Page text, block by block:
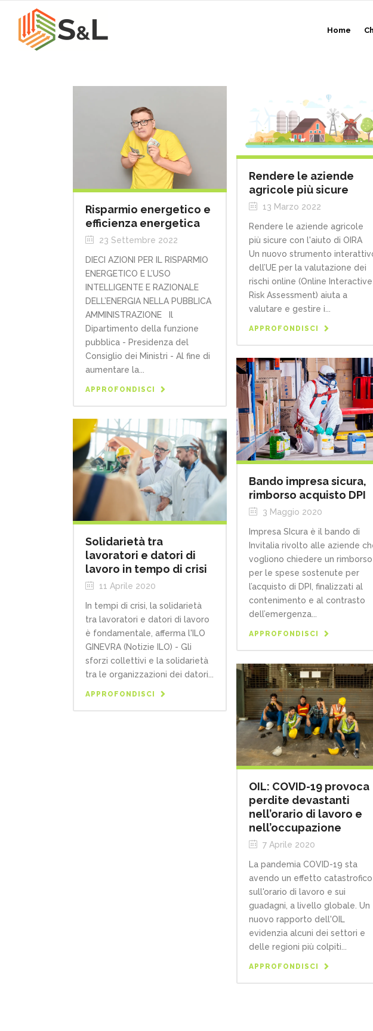
Home
Risparmio energetico e
efficienza energetica
23 Settembre 2022
DIECI AZIONI PER IL RISPARMIO
ENERGETICO E L’USO
INTELLIGENTE E RAZIONALE
DELL’ENERGIA NELLA PUBBLICA
AMMINISTRAZIONE Il
Dipartimento della funzione
pubblica - Presidenza del
Consiglio dei Ministri - Al fine di
aumentare la...
APPROFONDISCI
Rendere le aziende
agricole più sicure
13 Marzo 2022
Rendere le aziende agricole
più sicure con l'aiuto di OIRA
Un nuovo strumento
dell’UE per la valutazione dei
rischi online (Online Interactive
Risk Assessment) aiuta a
valutare e gestire i...
APPROFONDISCI
Bando impresa sicura,
rimborso acquisto DPI
3 Maggio 2020
Impresa SIcura è il bando di
Invitalia rivolto alle aziende
vogliono chiedere un rimborso
per le spese sostenute per
l’acquisto di DPI, finalizzati al
contenimento e al contrasto
dell’emergenza...
APPROFONDISCI
Solidarietà tra
lavoratori e datori di
lavoro in tempo di crisi
11 Aprile 2020
In tempi di crisi, la solidarietà
tra lavoratori e datori di lavoro
è fondamentale, afferma l'ILO
GINEVRA (Notizie ILO) - Gli
sforzi collettivi e la solidarietà
tra le organizzazioni dei datori...
APPROFONDISCI
OIL: COVID-19 provoca
perdite devastanti
nell’orario di lavoro e
nell’occupazione
7 Aprile 2020
La pandemia COVID-19 sta
avendo un effetto catastrofico
sull'orario di lavoro e sui
guadagni, a livello globale. Un
nuovo rapporto dell'OIL
evidenzia alcuni dei settori e
delle regioni più colpiti...
APPROFONDISCI